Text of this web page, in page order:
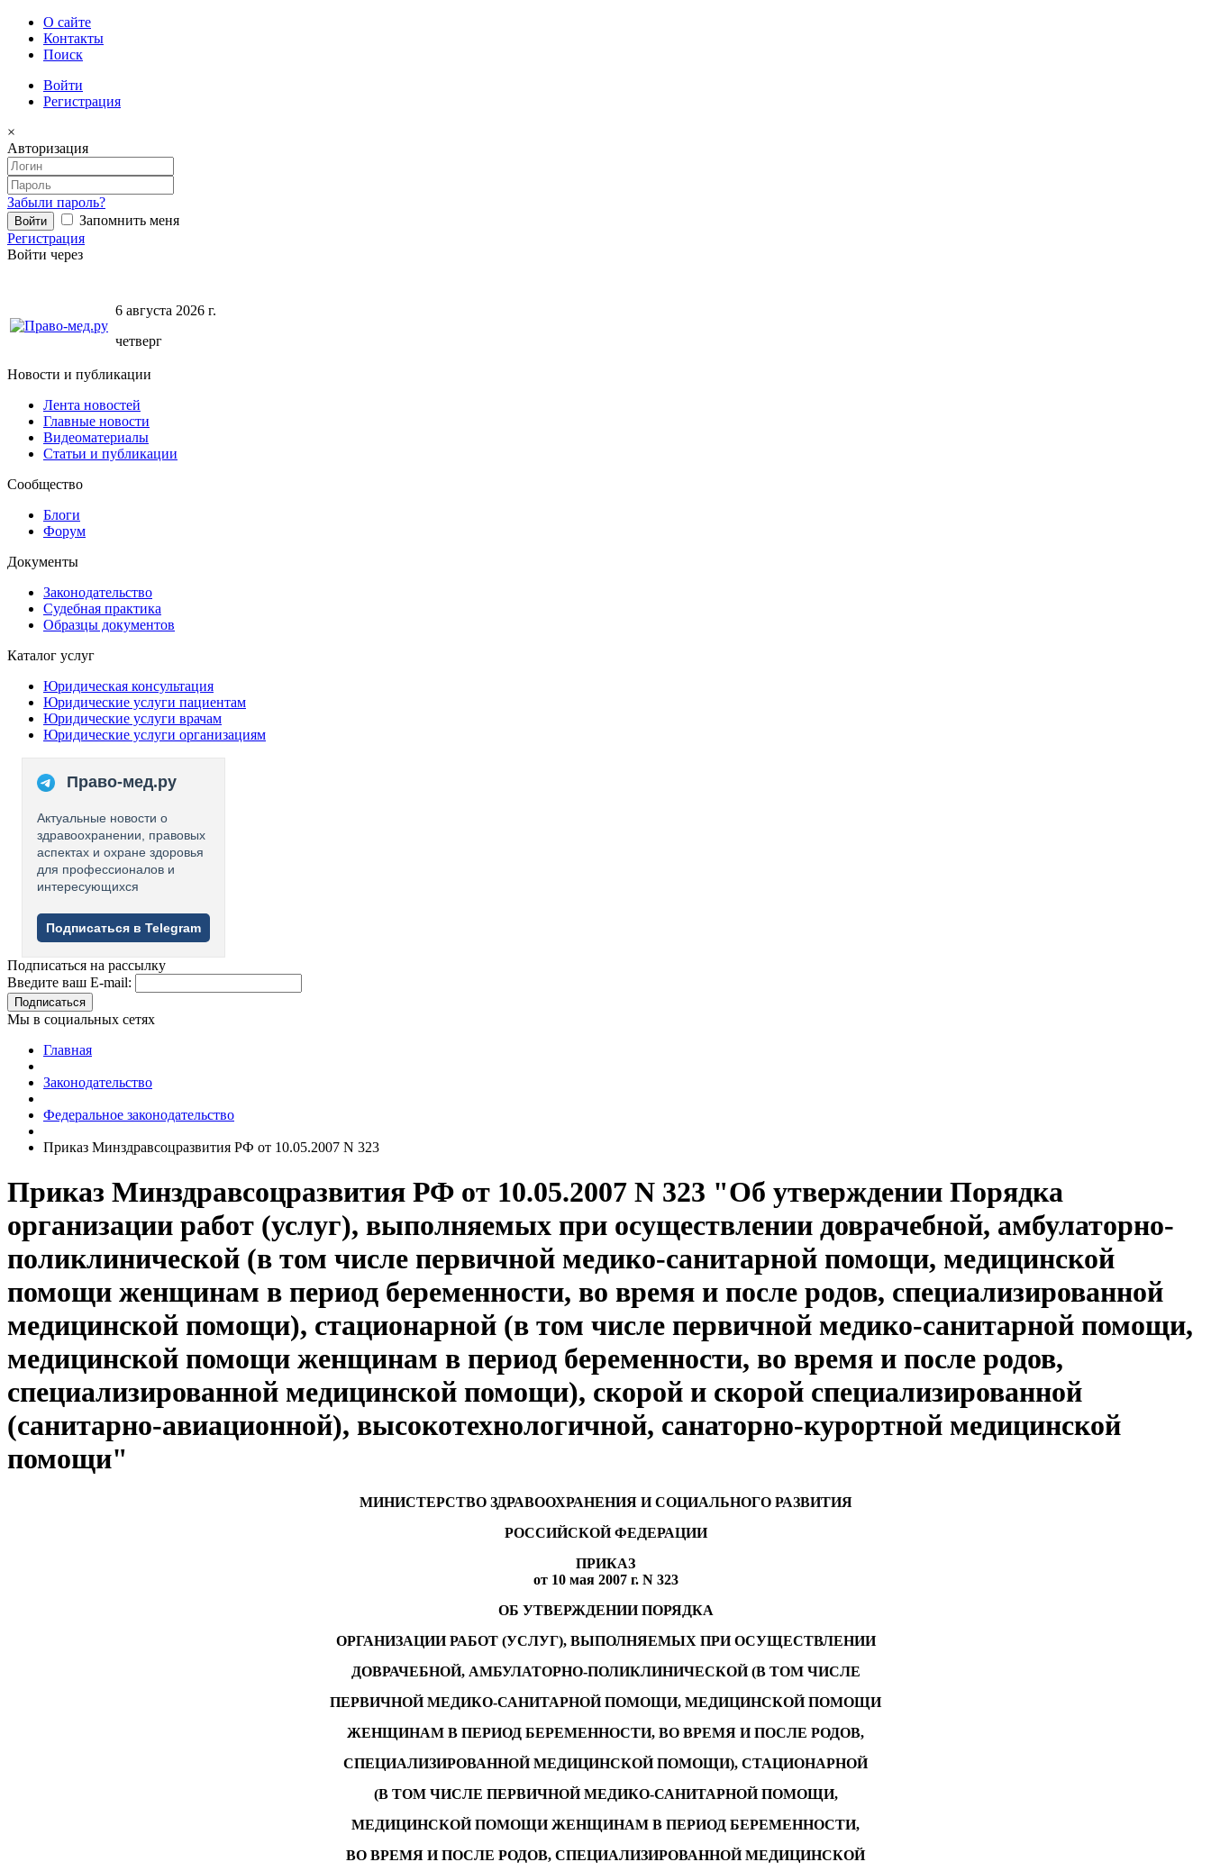
О сайте
Контакты
Поиск
Войти
Регистрация
×
Авторизация
Забыли пароль?
Запомнить меня
Регистрация
Войти через
6 августа 2026 г.
четверг
Новости и публикации
Лента новостей
Главные новости
Видеоматериалы
Статьи и публикации
Сообщество
Блоги
Форум
Документы
Законодательство
Судебная практика
Образцы документов
Каталог услуг
Юридическая консультация
Юридические услуги пациентам
Юридические услуги врачам
Юридические услуги организациям
Право-мед.ру
Актуальные новости о
здравоохранении, правовых
аспектах и охране здоровья
для профессионалов и
интересующихся
Подписаться в Telegram
Подписаться на рассылку
Введите ваш E-mail:
Подписаться
Мы в социальных сетях
Главная
Законодательство
Федеральное законодательство
Приказ Минздравсоцразвития РФ от 10.05.2007 N 323
Приказ Минздравсоцразвития РФ от 10.05.2007 N 323 "Об утверждении Порядка
организации работ (услуг), выполняемых при осуществлении доврачебной, амбулаторно-
поликлинической (в том числе первичной медико-санитарной помощи, медицинской
помощи женщинам в период беременности, во время и после родов, специализированной
медицинской помощи), стационарной (в том числе первичной медико-санитарной помощи,
медицинской помощи женщинам в период беременности, во время и после родов,
специализированной медицинской помощи), скорой и скорой специализированной
(санитарно-авиационной), высокотехнологичной, санаторно-курортной медицинской
помощи"
МИНИСТЕРСТВО ЗДРАВООХРАНЕНИЯ И СОЦИАЛЬНОГО РАЗВИТИЯ
РОССИЙСКОЙ ФЕДЕРАЦИИ
ПРИКАЗ
от 10 мая 2007 г. N 323
ОБ УТВЕРЖДЕНИИ ПОРЯДКА
ОРГАНИЗАЦИИ РАБОТ (УСЛУГ), ВЫПОЛНЯЕМЫХ ПРИ ОСУЩЕСТВЛЕНИИ
ДОВРАЧЕБНОЙ, АМБУЛАТОРНО-ПОЛИКЛИНИЧЕСКОЙ (В ТОМ ЧИСЛЕ
ПЕРВИЧНОЙ МЕДИКО-САНИТАРНОЙ ПОМОЩИ, МЕДИЦИНСКОЙ ПОМОЩИ
ЖЕНЩИНАМ В ПЕРИОД БЕРЕМЕННОСТИ, ВО ВРЕМЯ И ПОСЛЕ РОДОВ,
СПЕЦИАЛИЗИРОВАННОЙ МЕДИЦИНСКОЙ ПОМОЩИ), СТАЦИОНАРНОЙ
(В ТОМ ЧИСЛЕ ПЕРВИЧНОЙ МЕДИКО-САНИТАРНОЙ ПОМОЩИ,
МЕДИЦИНСКОЙ ПОМОЩИ ЖЕНЩИНАМ В ПЕРИОД БЕРЕМЕННОСТИ,
ВО ВРЕМЯ И ПОСЛЕ РОДОВ, СПЕЦИАЛИЗИРОВАННОЙ МЕДИЦИНСКОЙ